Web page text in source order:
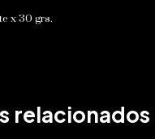
x 30 grs.
relacionados